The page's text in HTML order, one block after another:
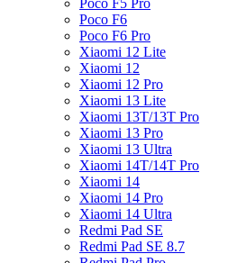
Poco F6
Poco F6 Pro
Xiaomi 12 Lite
Xiaomi 12
Xiaomi 12 Pro
Xiaomi 13 Lite
Xiaomi 13T/13T Pro
Xiaomi 13 Pro
Xiaomi 13 Ultra
Xiaomi 14T/14T Pro
Xiaomi 14
Xiaomi 14 Pro
Xiaomi 14 Ultra
Redmi Pad SE
Redmi Pad SE 8.7